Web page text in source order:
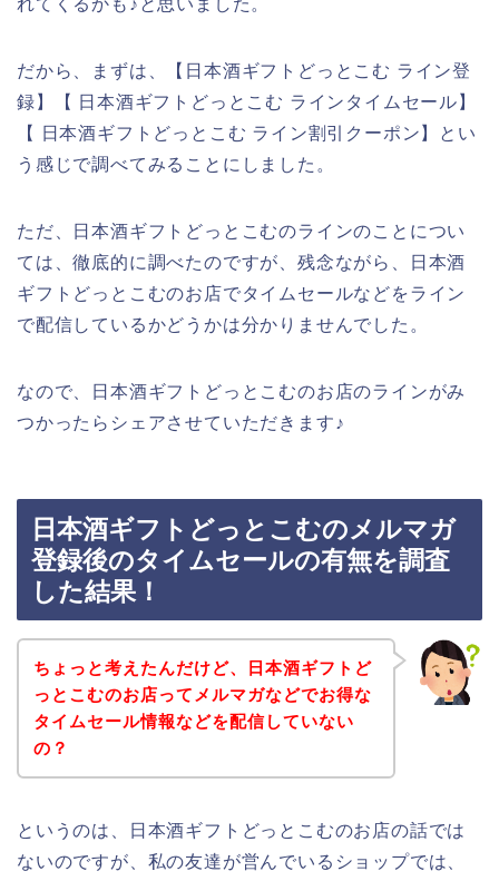
だから、まずは、【日本酒ギフトどっとこむ ライン登
録】【 日本酒ギフトどっとこむ ラインタイムセール】
【 日本酒ギフトどっとこむ ライン割引クーポン】とい
う感じで調べてみることにしました。
ただ、日本酒ギフトどっとこむのラインのことについ
ては、徹底的に調べたのですが、残念ながら、日本酒
ギフトどっとこむのお店でタイムセールなどをライン
で配信しているかどうかは分かりませんでした。
なので、日本酒ギフトどっとこむのお店のラインがみ
つかったらシェアさせていただきます♪
日本酒ギフトどっとこむのメルマガ
登録後のタイムセールの有無を調査
した結果！
ちょっと考えたんだけど、日本酒ギフトど
っとこむのお店ってメルマガなどでお得な
タイムセール情報などを配信していない
の？
というのは、日本酒ギフトどっとこむのお店の話では
ないのですが、私の友達が営んでいるショップでは、